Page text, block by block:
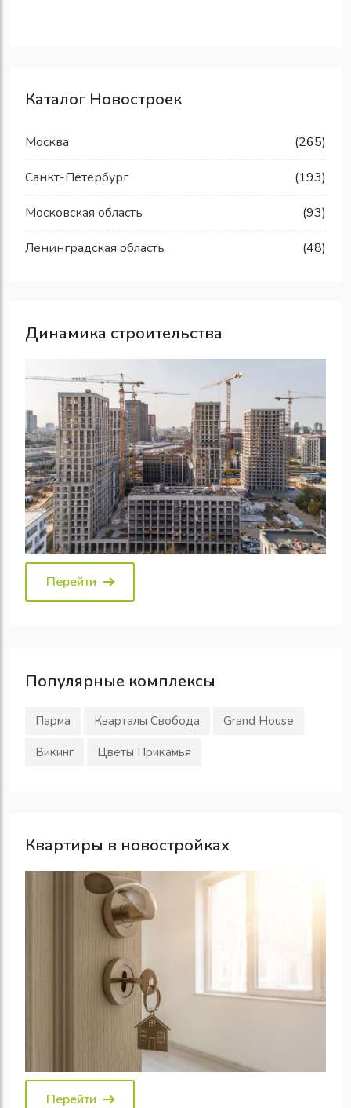
Каталог Новостроек
Москва (265)
Санкт-Петербург (193)
Московская область (93)
Ленинградская область (48)
Динамика строительства
Перейти
Популярные комплексы
Парма Кварталы Свобода
Grand House
Викинг
Цветы Прикамья
Квартиры в новостройках
Перейти